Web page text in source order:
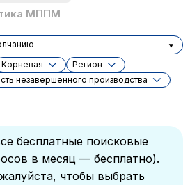
МППМ
Корневая
Регион
незавершенного производства
бесплатные поисковые
в месяц — бесплатно).
чтобы выбрать